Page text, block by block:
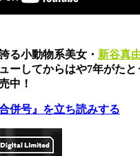
る小動物系美女・ 新谷真
ーしてからはや7年がた
中！
併号』を立ち読みする